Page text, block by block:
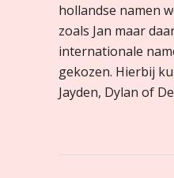
hollandse namen
zoals Jan maar
internationale
gekozen. Hierbij
Jayden, Dylan of